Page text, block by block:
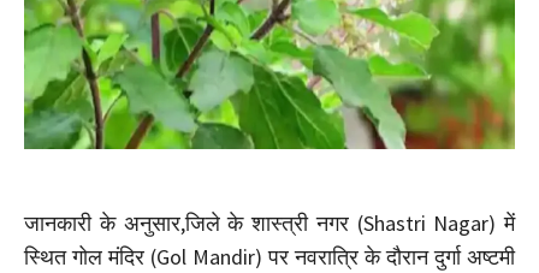
जानकारी के अनुसार,जिले के शास्त्री नगर (Shastri Nagar) में
स्थित गोल मंदिर (Gol Mandir) पर नवरात्रि के दौरान दुर्गा अष्टमी